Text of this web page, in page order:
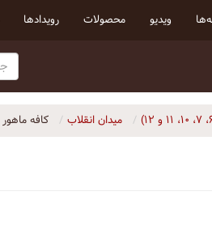
ویدیو محصولات رویداد‌ها
میدان انقلاب کافه ماهور